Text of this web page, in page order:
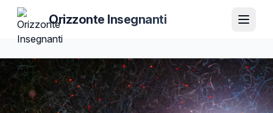
Orizzonte Insegnanti